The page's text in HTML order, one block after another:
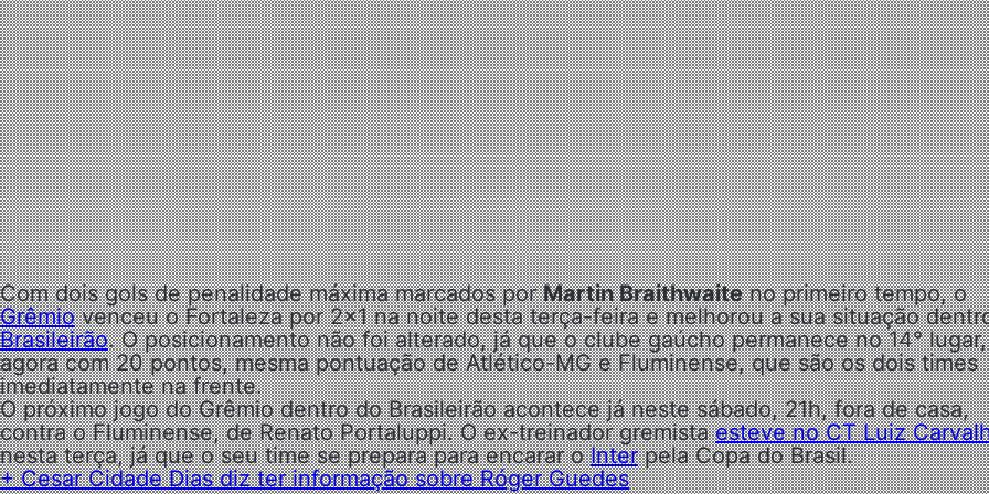
Com dois gols de penalidade máxima marcados porMartin Braithwaiteno primeiro tempo, o
Grêmiovenceu o Fortaleza por 2×1 na noite desta terça-feira e melhorou a sua situação
Brasileirão. O posicionamento não foi alterado, já que o clube gaúcho permanece no 14°
agora com 20 pontos, mesma pontuação de Atlético-MG e Fluminense, que são os dois times
imediatamente na frente.
O próximo jogo do Grêmio dentro do Brasileirão acontece já neste sábado, 21h, fora de casa,
contra o Fluminense, de Renato Portaluppi. O ex-treinador gremistaesteve no CT Luiz
nesta terça, já que o seu time se prepara para encarar oInterpela Copa do Brasil.
+Cesar Cidade Dias diz ter informação sobre Róger Guedes